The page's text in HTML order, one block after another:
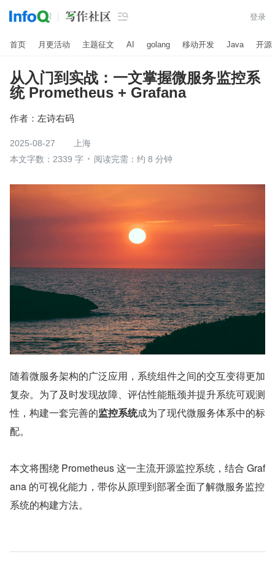
 登录
首页 月更活动 主题征文 AI golang 移动开发 Java 开源
从入门到实战：一文掌握微服务监控系
统 Prometheus + Grafana
作者： 左诗右码
2025-08-27
上海
本文字数：2339 字
阅读完需：约 8 分钟
随着微服务架构的广泛应用，系统组件之间的交互变得更加
复杂。为了及时发现故障、评估性能瓶颈并提升系统可观测
性，构建一套完善的监控系统成为了现代微服务体系中的标
配。
本文将围绕 Prometheus 这一主流开源监控系统，结合 Graf
ana 的可视化能力，带你从原理到部署全面了解微服务监控
系统的构建方法。